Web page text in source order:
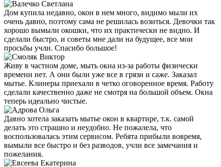
Дом купила недавно, окон в нем много, видимо мыли их
очень давно, поэтому сама не решилась возиться. Девочки так
хорошо вымыли окошки, что их практически не видно. И
сделали быстро, и советы мне дали на будущее, все мои
просьбы учли. Спасибо большое!
Живу в частном доме, мыть окна из-за работы физически
времени нет. А они были уже все в грязи и саже. Заказал
мытье. Клинеры приехали в четко оговоренное время. Работу
сделали качественно даже не смотря на большой объем. Окна
теперь идеально чистые.
Давно хотела заказать мытье окон в квартире, т.к. самой
делать это страшно и неудобно. Не пожалела, что
воспользовалась этим сервисом. Ребята прибыли вовремя,
вымыли все быстро и без разводов, учли все замечания и
пожелания.